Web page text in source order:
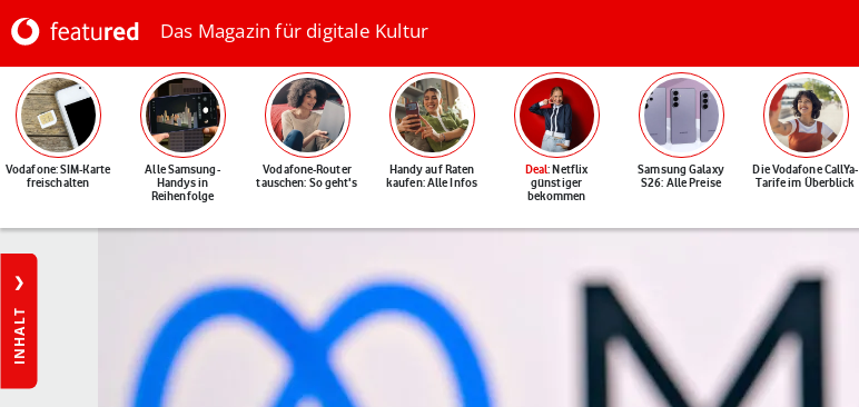
Das Magazin für digitale Kultur
Vodafone: SIM-Karte
freischalten
Alle Samsung-
Handys in
Reihenfolge
Vodafone-Router
tauschen: So geht's
Handy auf Raten
kaufen: Alle Infos
Deal: Netflix
günstiger
bekommen
Samsung Galaxy
S26: Alle Preise
Die Vodafone CallYa-
Tarife im Überblick
INHALT